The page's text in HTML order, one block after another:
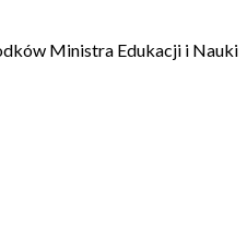
Ministra Edukacji i Nauki